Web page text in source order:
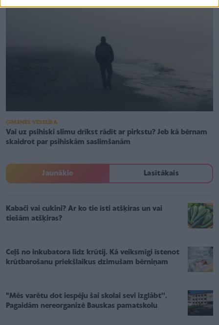
ĢIMENES VESELĪBA
Vai uz psihiski slimu drīkst rādīt ar pirkstu? Jeb kā bērnam
skaidrot par psihiskām saslimšanām
Jaunākie Lasītākais
Kabači vai cukini? Ar ko tie īsti atšķiras un vai
tiešām atšķiras?
Ceļš no inkubatora līdz krūtij. Kā veiksmīgi īstenot
krūtbarošanu priekšlaikus dzimušam bērniņam
"Mēs varētu dot iespēju šai skolai sevi izglābt''.
Pagaidām nereorganizē Bauskas pamatskolu